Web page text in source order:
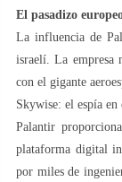
El pasadizo
La influencia de
israelí. La empresa
con el gigante
Skywise: el espía
Palantir
plataforma digital
por miles de